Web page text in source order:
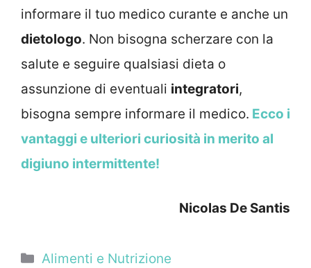
informare il tuo medico curante e anche un
dietologo. Non bisogna scherzare con la
salute e seguire qualsiasi dieta o
assunzione di eventuali integratori,
bisogna sempre informare il medico. Ecco i
vantaggi e ulteriori curiosità in merito al
digiuno intermittente!
Nicolas De Santis
Categorie
Alimenti e Nutrizione